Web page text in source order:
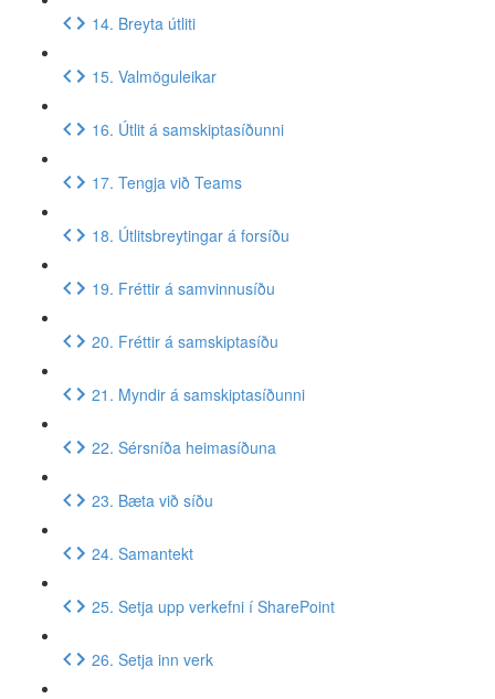
14. Breyta útliti
15. Valmöguleikar
16. Útlit á samskiptasíðunni
17. Tengja við Teams
18. Útlitsbreytingar á forsíðu
19. Fréttir á samvinnusíðu
20. Fréttir á samskiptasíðu
21. Myndir á samskiptasíðunni
22. Sérsníða heimasíðuna
23. Bæta við síðu
24. Samantekt
25. Setja upp verkefni í SharePoint
26. Setja inn verk